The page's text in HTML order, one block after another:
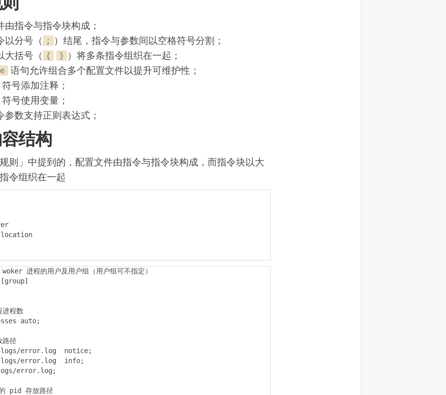
由指令与指令块构成；
以分号（
;
）结尾，指令与参数间以空格符号分割；
大括号（ { } ）将多条指令组织在一起；
语句允许组合多个配置文件以提升可维护性；
符号添加注释；
符号使用变量；
参数支持正则表达式；
结构
则」中提到的，配置文件由指令与指令块构成，而指令块以大
令组织在一起
进程的用户及用户组（用户组可不指定）
程数
auto;
路径
error.log  notice;
logs/error.log  info;
error.log;
pid 存放路径